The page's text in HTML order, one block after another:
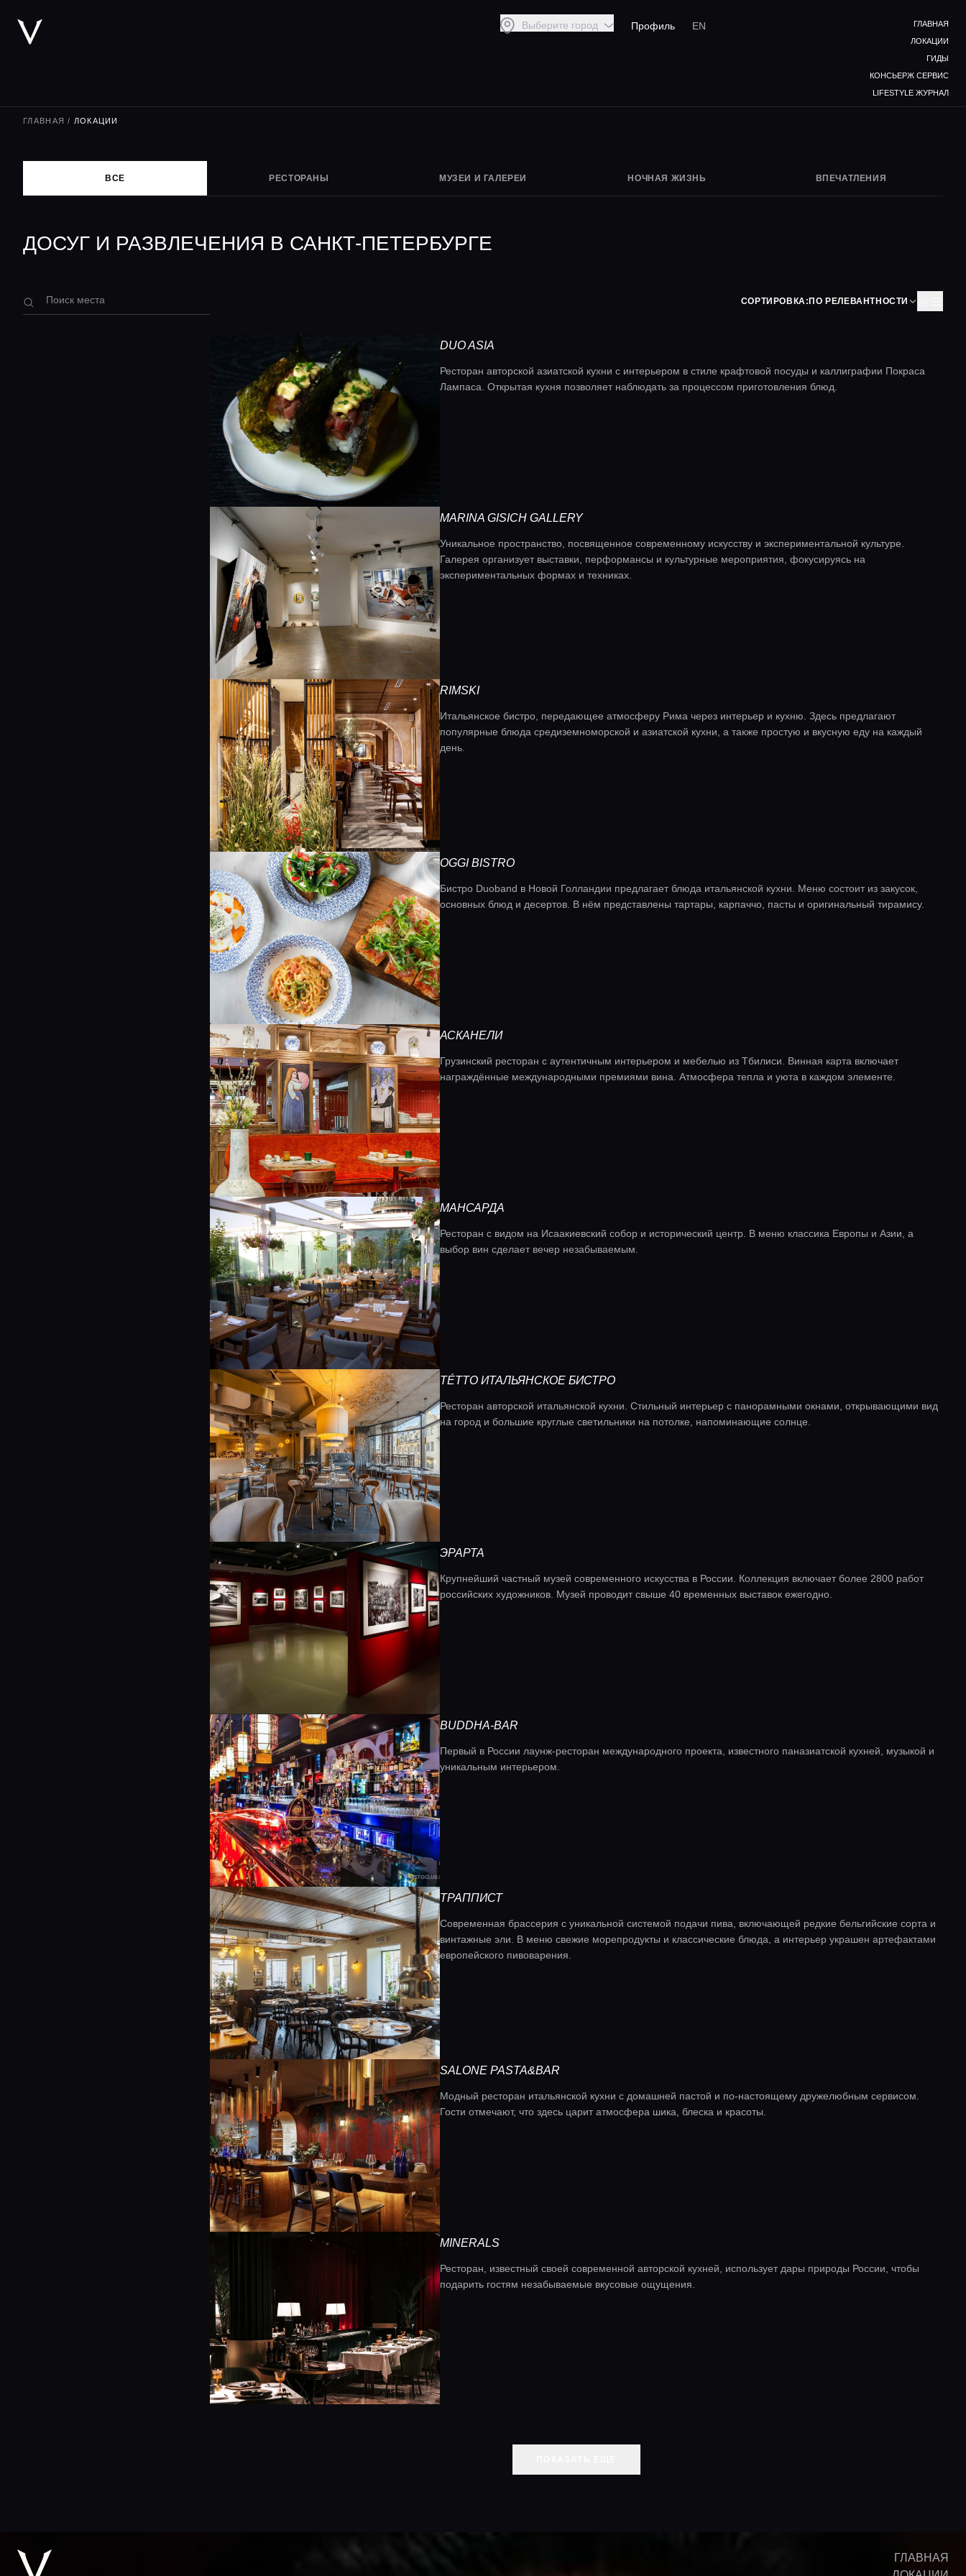
Выберите город Профиль EN
ГЛАВНАЯ
ЛОКАЦИИ
ГИДЫ
КОНСЬЕРЖ СЕРВИС
LIFESTYLE ЖУРНАЛ
ГЛАВНАЯ / ЛОКАЦИИ
ВСЕ РЕСТОРАНЫ МУЗЕИ И ГАЛЕРЕИ НОЧНАЯ ЖИЗНЬ ВПЕЧАТЛЕНИЯ
ДОСУГ И РАЗВЛЕЧЕНИЯ В САНКТ-ПЕТЕРБУРГЕ
СОРТИРОВКА: ПО РЕЛЕВАНТНОСТИ
DUO ASIA
Ресторан авторской азиатской кухни с интерьером в стиле крафтовой посуды и каллиграфии Покраса
Лампаса. Открытая кухня позволяет наблюдать за процессом приготовления блюд.
MARINA GISICH GALLERY
Уникальное пространство, посвященное современному искусству и экспериментальной культуре.
Галерея организует выставки, перформансы и культурные мероприятия, фокусируясь на
экспериментальных формах и техниках.
RIMSKI
Итальянское бистро, передающее атмосферу Рима через интерьер и кухню. Здесь предлагают
популярные блюда средиземноморской и азиатской кухни, а также простую и вкусную еду на каждый
день.
OGGI BISTRO
Бистро Duoband в Новой Голландии предлагает блюда итальянской кухни. Меню состоит из закусок,
основных блюд и десертов. В нём представлены тартары, карпаччо, пасты и оригинальный тирамису.
АСКАНЕЛИ
Грузинский ресторан с аутентичным интерьером и мебелью из Тбилиси. Винная карта включает
награждённые международными премиями вина. Атмосфера тепла и уюта в каждом элементе.
МАНСАРДА
Ресторан с видом на Исаакиевский собор и исторический центр. В меню классика Европы и Азии, а
выбор вин сделает вечер незабываемым.
TÉTTO ИТАЛЬЯНСКОЕ БИСТРО
Ресторан авторской итальянской кухни. Стильный интерьер с панорамными окнами, открывающими вид
на город и большие круглые светильники на потолке, напоминающие солнце.
ЭРАРТА
Крупнейший частный музей современного искусства в России. Коллекция включает более 2800 работ
российских художников. Музей проводит свыше 40 временных выставок ежегодно.
BUDDHA-BAR
Первый в России лаунж-ресторан международного проекта, известного паназиатской кухней, музыкой и
уникальным интерьером.
ТРАППИСТ
Современная брассерия с уникальной системой подачи пива, включающей редкие бельгийские сорта и
винтажные эли. В меню свежие морепродукты и классические блюда, а интерьер украшен артефактами
европейского пивоварения.
SALONE PASTA&BAR
Модный ресторан итальянской кухни с домашней пастой и по-настоящему дружелюбным сервисом.
Гости отмечают, что здесь царит атмосфера шика, блеска и красоты.
MINERALS
Ресторан, известный своей современной авторской кухней, использует дары природы России, чтобы
подарить гостям незабываемые вкусовые ощущения.
ГЛАВНАЯ